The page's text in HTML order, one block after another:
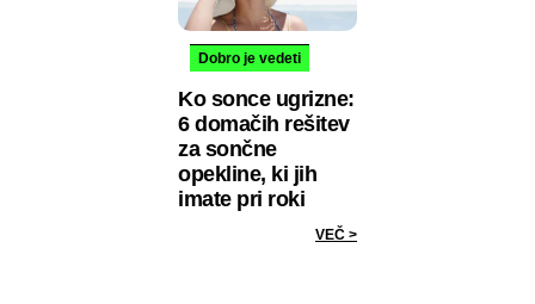
Dobro je vedeti
Ko sonce ugrizne:
6 domačih rešitev
za sončne
opekline, ki jih
imate pri roki
VEČ >